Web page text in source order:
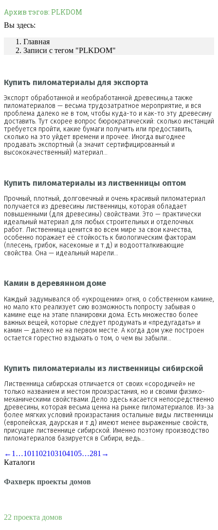
Архив тэгов: PLKDOM
Вы здесь:
Главная
Записи с тегом "PLKDOM"
Купить пиломатериалы для экспорта
Экспорт обработанной и необработанной древесины,а также
пиломатериалов — весьма трудозатратное мероприятие, и вся
проблема далеко не в том, чтобы куда-то и как-то эту древесину
доставить. Тут скорее вопрос бюрократический: сколько инстанций
требуется пройти, какие бумаги получить или предоставить,
сколько на это уйдет времени и прочее. Иногда выгоднее
продавать экспортный (а значит сертифицированный и
высококачественный) материал…
Купить пиломатериалы из лиственницы оптом
Прочный, плотный, долговечный и очень красивый пиломатериал
получается из древесины лиственницы, которая обладает
повышенными (для древесины) свойствами. Это — практически
идеальный материал для любых строительных и отделочных
работ. Лиственница ценится во всем мире за свои качества,
особенно поражает её стойкость к биологическим факторам
(плесень, грибок, насекомые и т.д) и водоотталкивающие
свойства. Она — идеальный марели…
Камин в деревянном доме
Каждый задумывался об «укрощении» огня, о собственном камине,
но мало кто реализует сию возможность попросту забывая о
камине еще на этапе планировки дома. Есть множество более
важных вещей, которые следует продумать и «предугадать» и
камин — далеко не на первом месте. А когда дом уже построен
остается горестно вздыхать о том, о чем вы забыли…
Купить пиломатериалы из лиственницы сибирской
Лиственница сибирская отличается от своих «сородичей» не
только названием и местом произрастания, но и своими физико-
механическими свойствами. Дело здесь касается непосредственно
древесины, которая весьма ценна на рынке пиломатериалов. Из-за
более мягких условий произрастания остальные виды лиственницы
(европейская, даурская и т.д) имеют менее выраженные свойств,
присущие лиственнице сибирской. Именно поэтому производство
пиломатериалов базируется в Сибири, ведь…
← 1 …101 102103104105…281 →
Каталоги
Фахверк проекты домов
22 проекта домов